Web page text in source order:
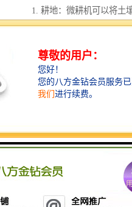
1. 耕地：微耕机可以将土
性和透水性，为作物的生
2. 整地：微耕机可以平整
物，为作物的种植和生长
3. 松土：微耕机可以松
应不同作物的种植需求。
5. 播种：部分微耕机还可
地撒播到土壤中，提高作
6. 施肥：一些微耕机还可